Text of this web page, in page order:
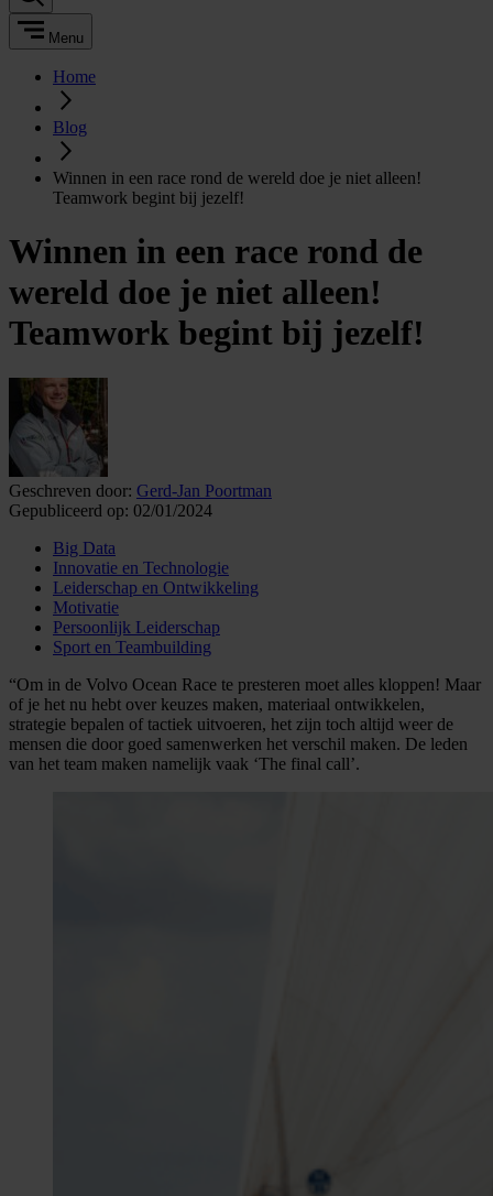
Menu
Home
Blog
Winnen in een race rond de wereld doe je niet alleen!
Teamwork begint bij jezelf!
Winnen in een race rond de
wereld doe je niet alleen!
Teamwork begint bij jezelf!
Geschreven door: Gerd-Jan Poortman
Gepubliceerd op: 02/01/2024
Big Data
Innovatie en Technologie
Leiderschap en Ontwikkeling
Motivatie
Persoonlijk Leiderschap
Sport en Teambuilding
“Om in de Volvo Ocean Race te presteren moet alles kloppen! Maar
of je het nu hebt over keuzes maken, materiaal ontwikkelen,
strategie bepalen of tactiek uitvoeren, het zijn toch altijd weer de
mensen die door goed samenwerken het verschil maken. De leden
van het team maken namelijk vaak ‘The final call’.